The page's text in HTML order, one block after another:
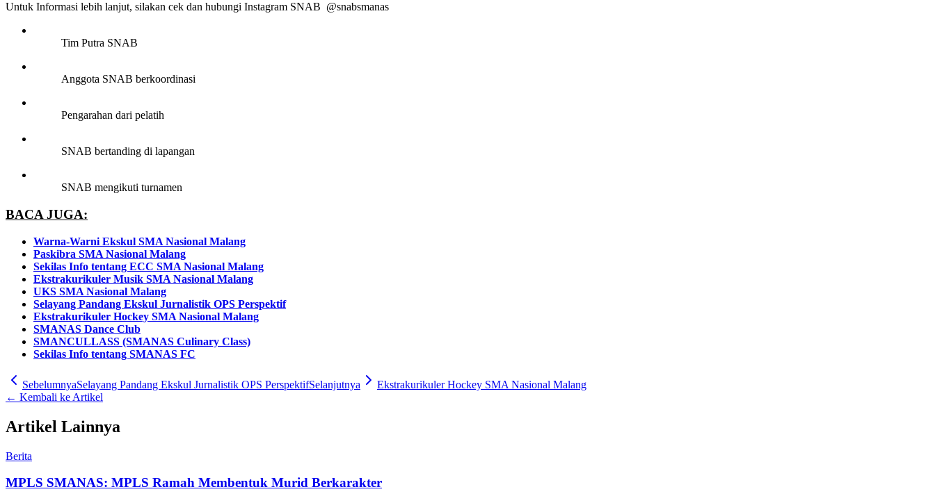
Untuk Informasi lebih lanjut, silakan cek dan hubungi Instagram SNAB @snabsmanas
Tim Putra SNAB
Anggota SNAB berkoordinasi
Pengarahan dari pelatih
SNAB bertanding di lapangan
SNAB mengikuti turnamen
BACA JUGA:
Warna-Warni Ekskul SMA Nasional Malang
Paskibra SMA Nasional Malang
Sekilas Info tentang ECC SMA Nasional Malang
Ekstrakurikuler Musik SMA Nasional Malang
UKS SMA Nasional Malang
Selayang Pandang Ekskul Jurnalistik OPS Perspektif
Ekstrakurikuler Hockey SMA Nasional Malang
SMANAS Dance Club
SMANCULLASS (SMANAS Culinary Class)
Sekilas Info tentang SMANAS FC
SebelumnyaSelayang Pandang Ekskul Jurnalistik OPS PerspektifSelanjutnya
Ekstrakurikuler Hockey SMA Nasional Malang
← Kembali ke Artikel
Artikel Lainnya
Berita
MPLS SMANAS: MPLS Ramah Membentuk Murid Berkarakter